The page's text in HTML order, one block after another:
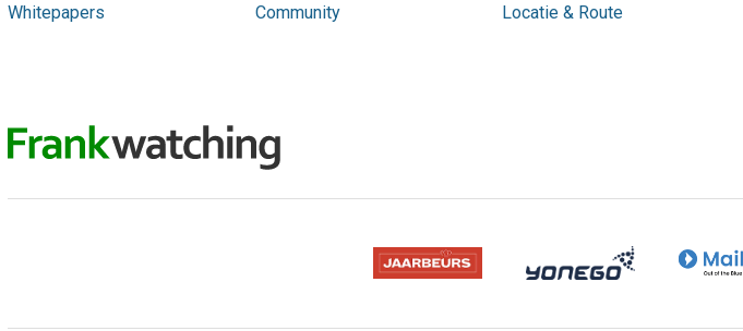
Whitepapers
Community
Locatie & Route